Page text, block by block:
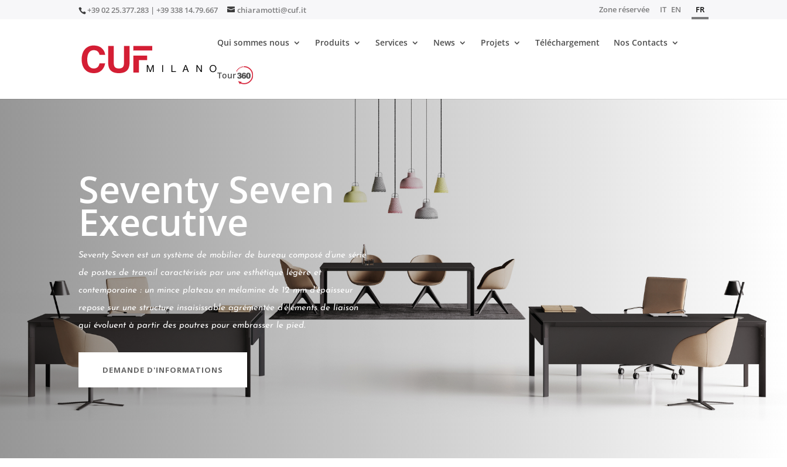
+39 02 25.377.283 | +39 338 14.79.667 chiaramotti@cuf.it Zone réservée IT EN FR
Qui sommes nous Produits Services News Projets Téléchargement Nos Contacts
Tour
Bureaux de direction
Seventy Seven
Executive
Seventy Seven est un système de mobilier de bureau composé d’une série
de postes de travail caractérisés par une esthétique légère et
contemporaine : un mince plateau en mélamine de 12 mm d’épaisseur
repose sur une structure insaisissable agrémentée d’éléments de liaison
qui évoluent à partir des poutres pour embrasser le pied.
DEMANDE D'INFORMATIONS